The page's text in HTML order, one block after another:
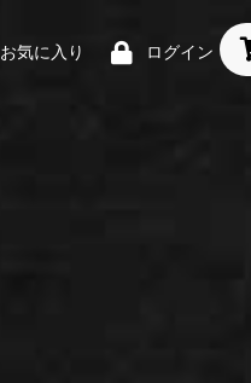
お気に入り ログイン